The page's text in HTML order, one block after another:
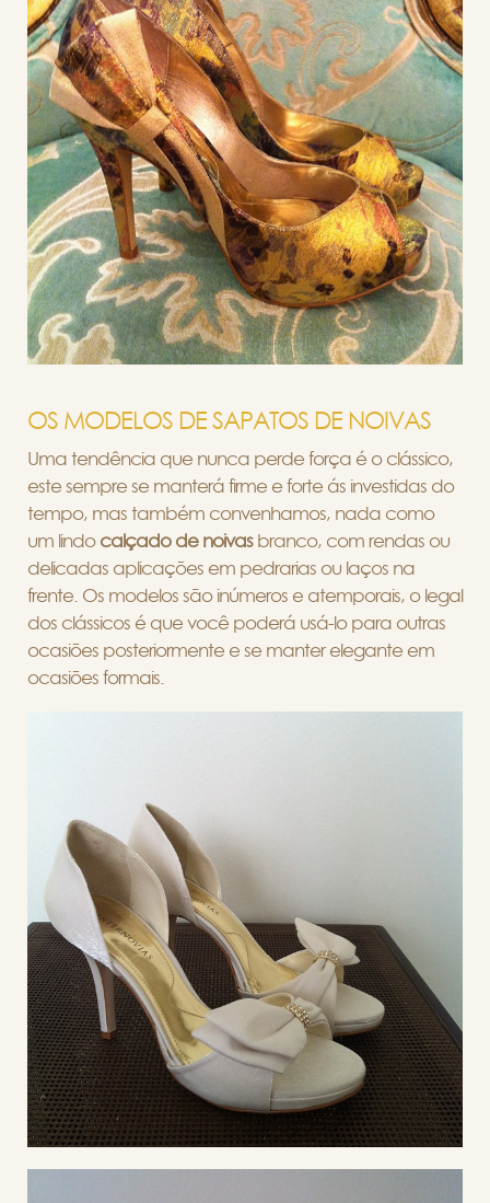
OS MODELOS DE SAPATOS DE NOIVAS
Uma tendência que nunca perde força é o clássico,
este sempre se manterá firme e forte ás investidas do
tempo, mas também convenhamos, nada como
um lindo calçado de noivasbranco, com rendas ou
delicadas aplicações em pedrarias ou laços na
frente. Os modelos são inúmeros e atemporais, o legal
dos clássicos é que você poderá usá-lo para outras
ocasiões posteriormente e se manter elegante em
ocasiões formais.